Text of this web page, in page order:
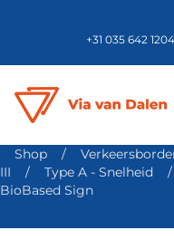
+31 035 642 1204
Shop /
III
/ Type A - Snelheid /
BioBased Sign